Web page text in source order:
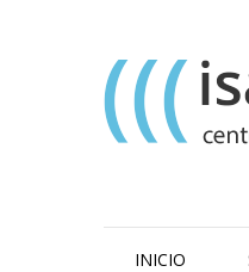
INICIO